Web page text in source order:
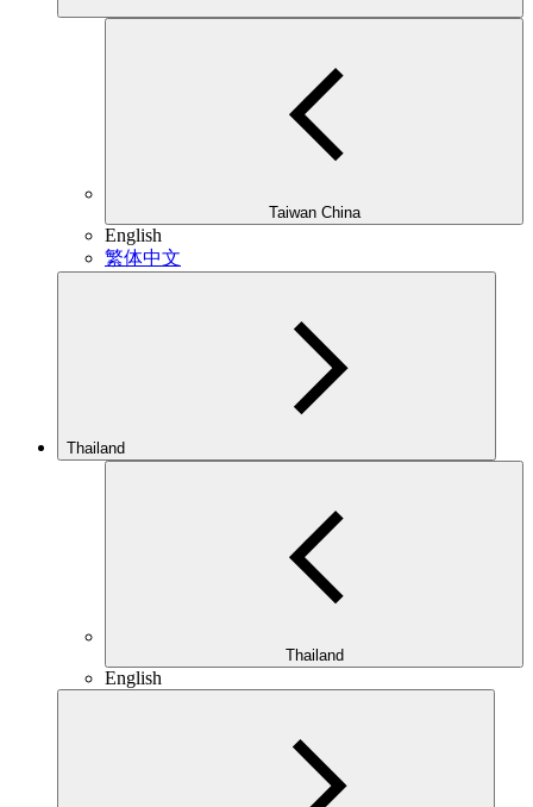
Taiwan China
English
繁体中文
Thailand
Thailand
English